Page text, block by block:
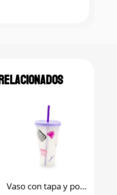
Vaso con tapa y popote de plástico reutilizable con diseño odontológico Odonto Bright